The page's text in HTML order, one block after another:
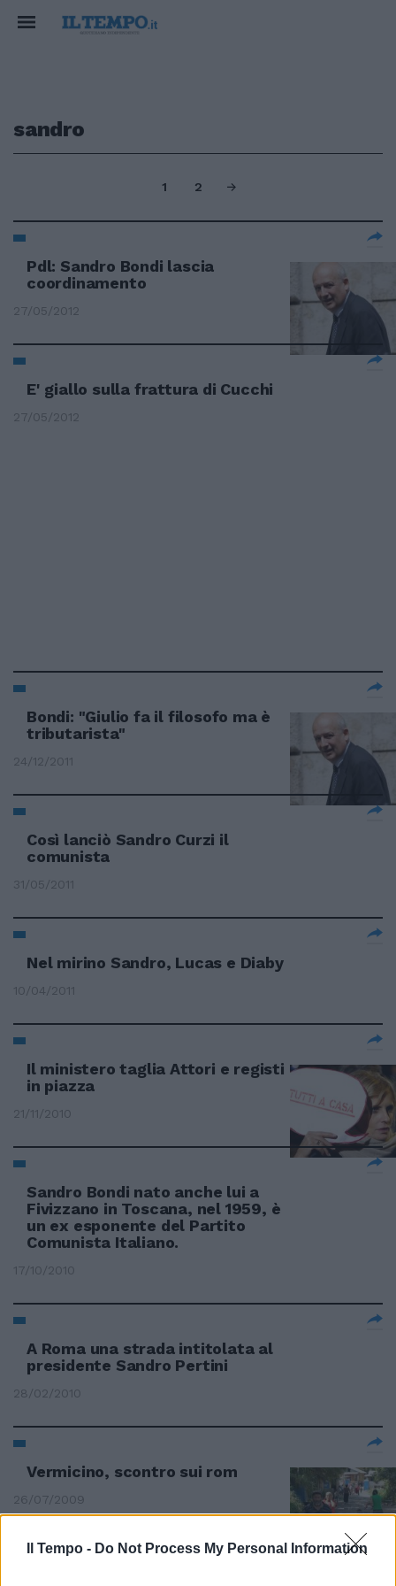
Il Tempo - Do Not Process My Personal Information
sandro
1 2
Pdl: Sandro Bondi lascia
coordinamento
27/05/2012
E' giallo sulla frattura di Cucchi
27/05/2012
Bondi: "Giulio fa il filosofo ma è
tributarista"
24/12/2011
Così lanciò Sandro Curzi il
comunista
31/05/2011
Nel mirino Sandro, Lucas e Diaby
10/04/2011
Il ministero taglia Attori e registi
in piazza
21/11/2010
Sandro Bondi nato anche lui a
Fivizzano in Toscana, nel 1959, è
un ex esponente del Partito
Comunista Italiano.
17/10/2010
A Roma una strada intitolata al
presidente Sandro Pertini
28/02/2010
Vermicino, scontro sui rom
26/07/2009